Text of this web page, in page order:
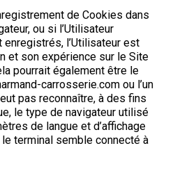
de Cookies dans
ou si l’Utilisateur
l’Utilisateur est
et son expérience sur le Site
pourrait également être le
carrosserie.com ou l’un
pas reconnaître, à des fins
le type de navigateur utilisé
de langue et d’affichage
terminal semble connecté à